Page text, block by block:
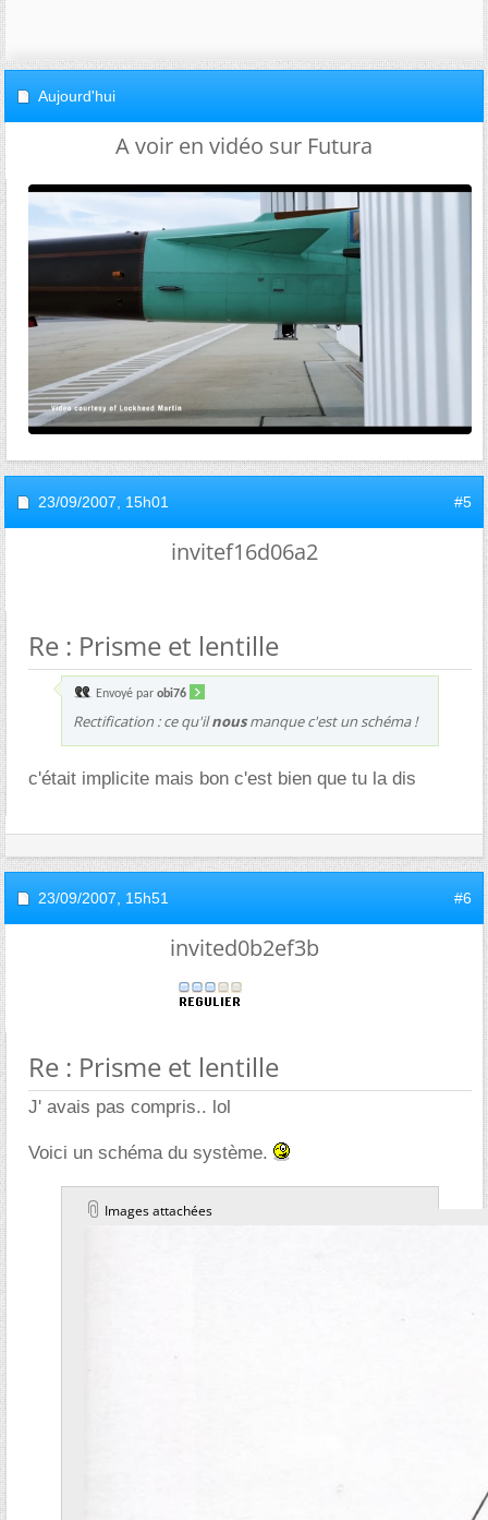
Aujourd'hui
A voir en vidéo sur Futura
23/09/2007, 15h01 #5
invitef16d06a2
Re : Prisme et lentille
Envoyé par obi76
Rectification : ce qu'ilnousmanque c'est un schéma !
c'était implicite mais bon c'est bien que tu la dis
23/09/2007, 15h51 #6
invited0b2ef3b
Re : Prisme et lentille
J' avais pas compris.. lol
Voici un schéma du système.
Images attachées